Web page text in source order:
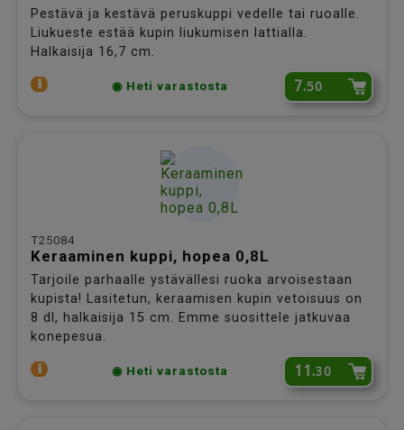
Pestävä ja kestävä peruskuppi vedelle tai ruoalle.
Liukueste estää kupin liukumisen lattialla.
Halkaisija 16,7 cm.
◉ Heti varastosta 7.50
T25084
Keraaminen kuppi, hopea 0,8L
Tarjoile parhaalle ystävällesi ruoka arvoisestaan
kupista! Lasitetun, keraamisen kupin vetoisuus on
8 dl, halkaisija 15 cm. Emme suosittele jatkuvaa
konepesua.
◉ Heti varastosta 11.30